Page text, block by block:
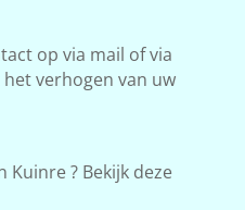
op via mail of via
verhogen van uw
? Bekijk deze